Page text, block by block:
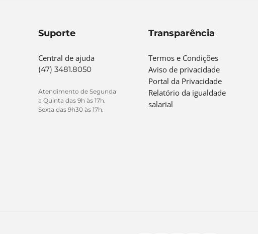
Suporte
Central de ajuda
(47) 3481.8050
Atendimento de Segunda
a Quinta das 9h às 17h.
Sexta das 9h30 às 17h.
Transparência
Termos e Condições
Aviso de privacidade
Portal da Privacidade
Relatório da igualdade
salarial